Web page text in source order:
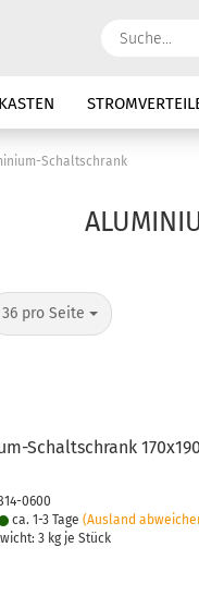
Schaltschrank
36 pro Seite
pro Seite
​​Schalt­schrank
0600
ca. 1-3 Tage (Ausland
3 kg je Stück